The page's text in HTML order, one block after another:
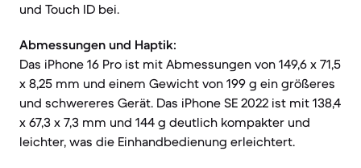
und Touch ID bei.
Abmessungen und Haptik:
Das iPhone 16 Pro ist mit Abmessungen von 149,6 x 71,5
x 8,25 mm und einem Gewicht von 199 g ein größeres
und schwereres Gerät. Das iPhone SE 2022 ist mit 138,4
x 67,3 x 7,3 mm und 144 g deutlich kompakter und
leichter, was die Einhandbedienung erleichtert.